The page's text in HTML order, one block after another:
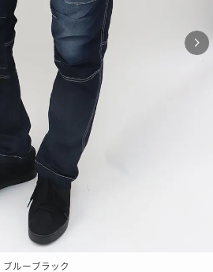
ブルーブラック